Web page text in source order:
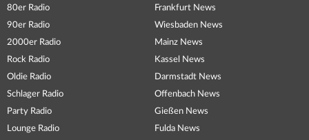
80er Radio
90er Radio
2000er Radio
Rock Radio
Oldie Radio
Schlager Radio
Party Radio
Lounge Radio
Frankfurt News
Wiesbaden News
Mainz News
Kassel News
Darmstadt News
Offenbach News
Gießen News
Fulda News